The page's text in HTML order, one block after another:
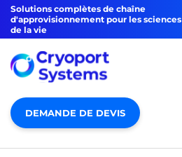
Solutions complètes de chaîne
d'approvisionnement pour les sciences
de la vie
DEMANDE DE DEVIS